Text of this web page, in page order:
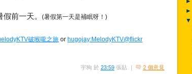
假前一天。 (暑假第一天是補眠呀！)
破喉嚨之旅 or hugojay:MelodyKTV@flickr
宇狗 於 23:59 張貼 ｜ 2 個意見
►
▼